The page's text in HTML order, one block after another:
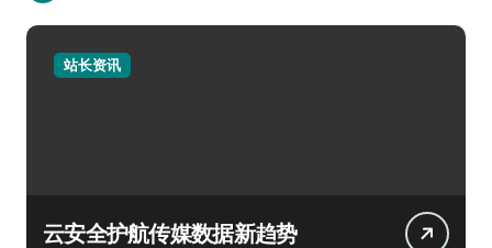
站长资讯
云安全护航传媒数据新趋势